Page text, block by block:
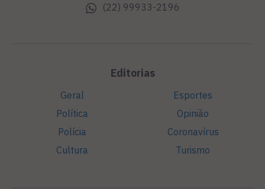
(22) 99933-2196
Editorias
Geral
Política
Polícia
Cultura
Esportes
Opinião
Coronavírus
Turismo